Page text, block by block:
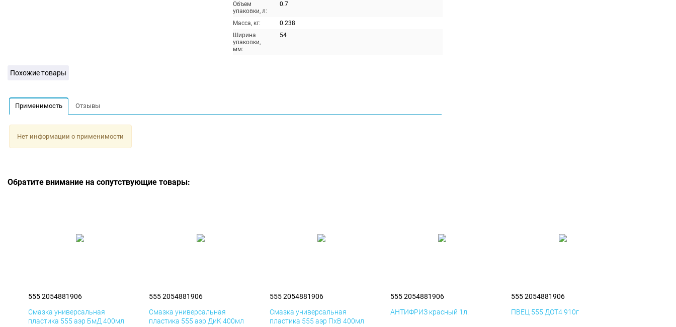
Объем
упаковки, л:
0.7
Масса, кг:
0.238
Ширина
упаковки,
мм:
54
Похожие товары
Применимость Отзывы
Нет информации о применимости
Обратите внимание на сопутствующие товары:
555 2054881906
Смазка универсальная
пластика 555 аэр БмД 400мл
555 2054881906
Смазка универсальная
пластика 555 аэр ДиК 400мл
555 2054881906
Смазка универсальная
пластика 555 аэр ПхВ 400мл
555 2054881906
АНТИФРИЗ красный 1л.
555 2054881906
ПВЕЦ 555 ДОТ4 910г